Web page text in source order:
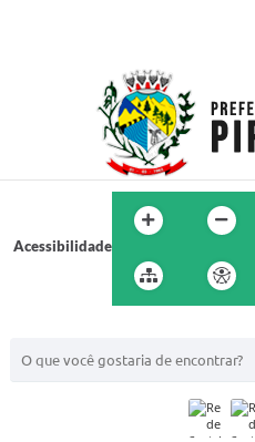
Acessibilidade